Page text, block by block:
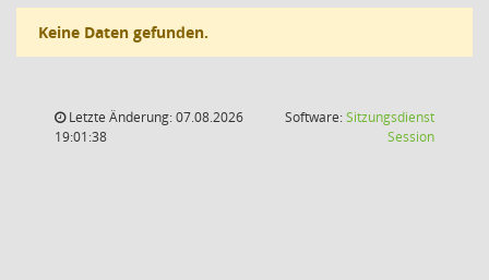
Keine Daten gefunden.
Letzte Änderung: 07.08.2026
19:01:38
Software:Sitzungsdienst
Session(Wird in